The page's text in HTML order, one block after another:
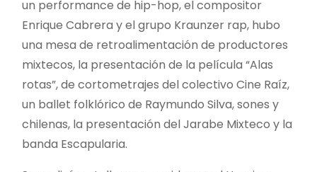
un performance de hip-hop, el compositor
Enrique Cabrera y el grupo Kraunzer rap, hubo
una mesa de retroalimentación de productores
mixtecos, la presentación de la película “Alas
rotas”, de cortometrajes del colectivo Cine Raíz,
un ballet folklórico de Raymundo Silva, sones y
chilenas, la presentación del Jarabe Mixteco y la
banda Escapularia.